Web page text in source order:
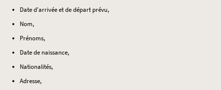
Date d'arrivée et de départ prévu,
Nom,
Prénoms,
Date de naissance,
Nationalités,
Adresse,